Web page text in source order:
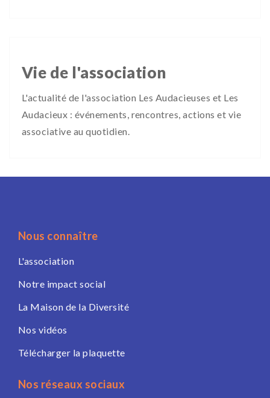
Vie de l'association
L'actualité de l'association Les Audacieuses et Les
Audacieux : événements, rencontres, actions et vie
associative au quotidien.
Nous connaître
L'association
Notre impact social
La Maison de la Diversité
Nos vidéos
Télécharger la plaquette
Nos réseaux sociaux